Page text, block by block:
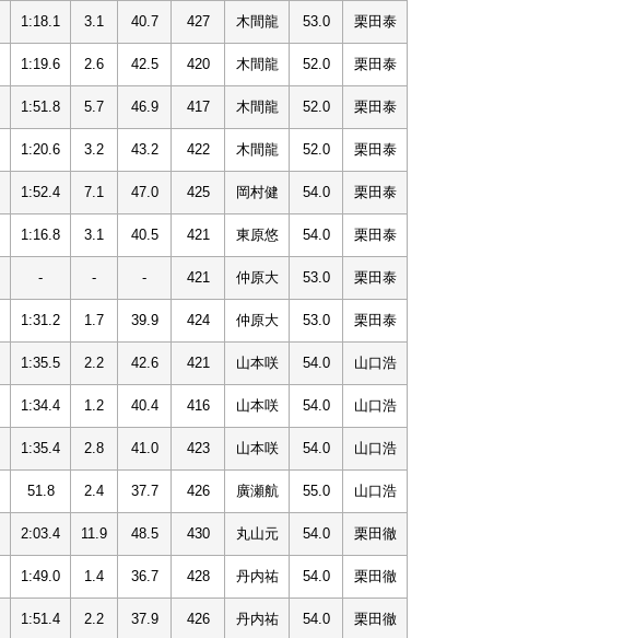
1:18.1 3.1 40.7 427 木間龍 53.0 栗田泰
1:19.6 2.6 42.5 420 木間龍 52.0 栗田泰
1:51.8 5.7 46.9 417 木間龍 52.0 栗田泰
1:20.6 3.2 43.2 422 木間龍 52.0 栗田泰
1:52.4 7.1 47.0 425 岡村健 54.0 栗田泰
1:16.8 3.1 40.5 421 東原悠 54.0 栗田泰
- - - 421 仲原大 53.0 栗田泰
1:31.2 1.7 39.9 424 仲原大 53.0 栗田泰
1:35.5 2.2 42.6 421 山本咲 54.0 山口浩
1:34.4 1.2 40.4 416 山本咲 54.0 山口浩
1:35.4 2.8 41.0 423 山本咲 54.0 山口浩
51.8 2.4 37.7 426 廣瀬航 55.0 山口浩
2:03.4 11.9 48.5 430 丸山元 54.0 栗田徹
1:49.0 1.4 36.7 428 丹内祐 54.0 栗田徹
1:51.4 2.2 37.9 426 丹内祐 54.0 栗田徹